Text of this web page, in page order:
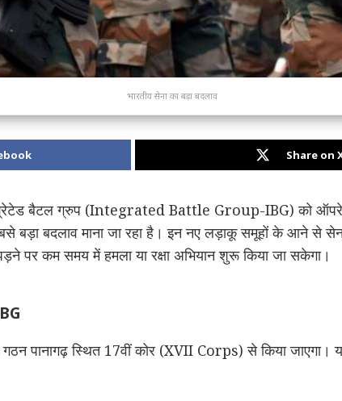
भारतीय सेना का बड़ा बदलाव
Share on
बैटल ग्रुप (Integrated Battle Group-IBG) को
बड़ा बदलाव माना जा रहा है। इन नए लड़ाकू समूहों के आने से
पर कम समय में हमला या रक्षा अभियान शुरू किया जा सकेगा।
पानागढ़ स्थित 17वीं कोर (XVII Corps) से किया जाएगा।